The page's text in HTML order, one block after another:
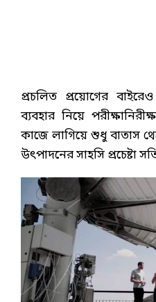
প্রচলিত প্রয়োগের
ব্যবহার নিয়ে
কাজে লাগিয়ে শুধু বাতাস
উৎপাদনের সাহসি প্রচেষ্টা